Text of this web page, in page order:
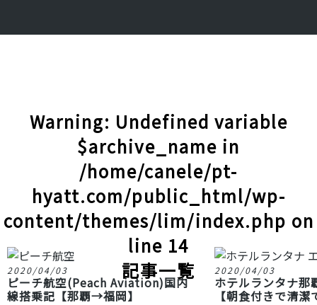
Warning: Undefined variable
$archive_name in
/home/canele/pt-
hyatt.com/public_html/wp-
content/themes/lim/index.php on
line 14
記事一覧
2020/04/03
ピーチ航空(Peach Aviation)国内
線搭乗記【那覇→福岡】
2020/04/03
ホテルランタナ那
【朝食付きで清